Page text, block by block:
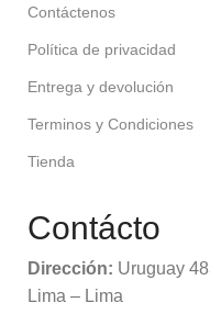
Contáctenos
Política de privacidad
Entrega y devolución
Terminos y Condiciones
Tienda
Contácto
Dirección: Uruguay
Lima – Lima